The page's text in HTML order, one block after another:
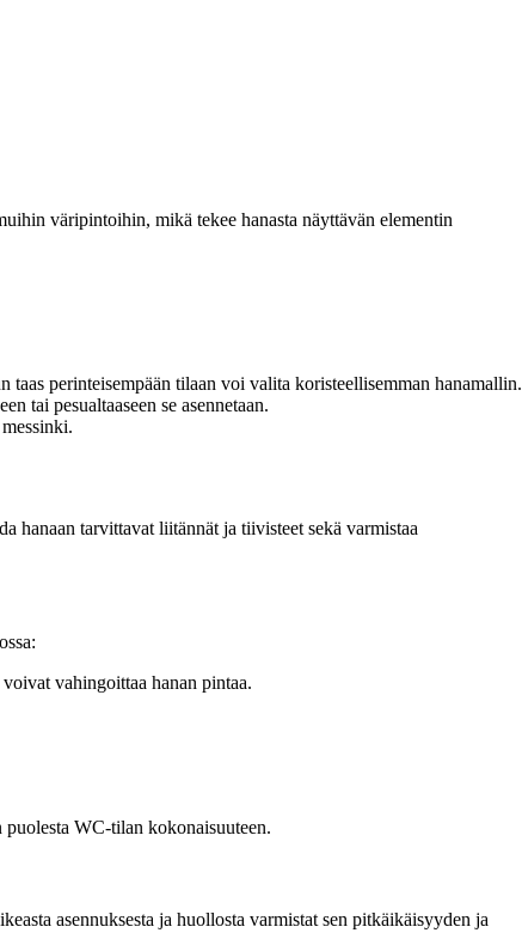
väripintoihin, mikä tekee hanasta näyttävän elementin
perinteisempään tilaan voi valita koristeellisemman hanamallin.
tai pesualtaaseen se asennetaan.
hanaan tarvittavat liitännät ja tiivisteet sekä varmistaa
vahingoittaa hanan pintaa.
WC-tilan kokonaisuuteen.
asennuksesta ja huollosta varmistat sen pitkäikäisyyden ja